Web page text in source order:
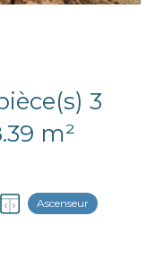
chambre(s) 98.39 m²
Ascenseur